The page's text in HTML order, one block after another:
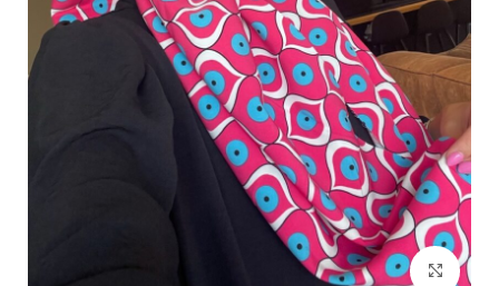
Click to enlarge